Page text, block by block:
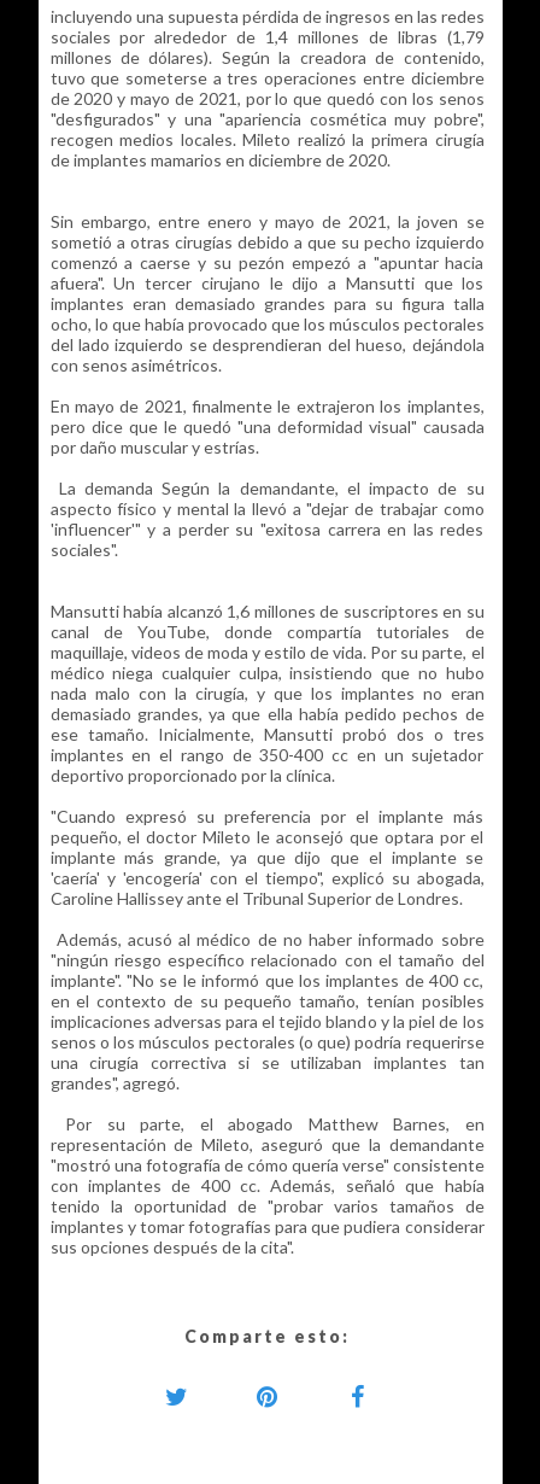
incluyendo una supuesta pérdida de ingresos en las redes
sociales por alrededor de 1,4 millones de libras (1,79
millones de dólares). Según la creadora de contenido,
tuvo que someterse a tres operaciones entre diciembre
de 2020 y mayo de 2021, por lo que quedó con los senos
"desfigurados" y una "apariencia cosmética muy pobre",
recogen medios locales. Mileto realizó la primera cirugía
de implantes mamarios en diciembre de 2020.
Sin embargo, entre enero y mayo de 2021, la joven se
sometió a otras cirugías debido a que su pecho izquierdo
comenzó a caerse y su pezón empezó a "apuntar hacia
afuera". Un tercer cirujano le dijo a Mansutti que los
implantes eran demasiado grandes para su figura talla
ocho, lo que había provocado que los músculos pectorales
del lado izquierdo se desprendieran del hueso, dejándola
con senos asimétricos.
En mayo de 2021, finalmente le extrajeron los implantes,
pero dice que le quedó "una deformidad visual" causada
por daño muscular y estrías.
La demanda Según la demandante, el impacto de su
aspecto físico y mental la llevó a "dejar de trabajar como
'influencer'" y a perder su "exitosa carrera en las redes
sociales".
Mansutti había alcanzó 1,6 millones de suscriptores en su
canal de YouTube, donde compartía tutoriales de
maquillaje, videos de moda y estilo de vida. Por su parte, el
médico niega cualquier culpa, insistiendo que no hubo
nada malo con la cirugía, y que los implantes no eran
demasiado grandes, ya que ella había pedido pechos de
ese tamaño. Inicialmente, Mansutti probó dos o tres
implantes en el rango de 350-400 cc en un sujetador
deportivo proporcionado por la clínica.
"Cuando expresó su preferencia por el implante más
pequeño, el doctor Mileto le aconsejó que optara por el
implante más grande, ya que dijo que el implante se
'caería' y 'encogería' con el tiempo", explicó su abogada,
Caroline Hallissey ante el Tribunal Superior de Londres.
Además, acusó al médico de no haber informado sobre
"ningún riesgo específico relacionado con el tamaño del
implante". "No se le informó que los implantes de 400 cc,
en el contexto de su pequeño tamaño, tenían posibles
implicaciones adversas para el tejido blando y la piel de los
senos o los músculos pectorales (o que) podría requerirse
una cirugía correctiva si se utilizaban implantes tan
grandes", agregó.
Por su parte, el abogado Matthew Barnes, en
representación de Mileto, aseguró que la demandante
"mostró una fotografía de cómo quería verse" consistente
con implantes de 400 cc. Además, señaló que había
tenido la oportunidad de "probar varios tamaños de
implantes y tomar fotografías para que pudiera considerar
sus opciones después de la cita".
Comparte esto: